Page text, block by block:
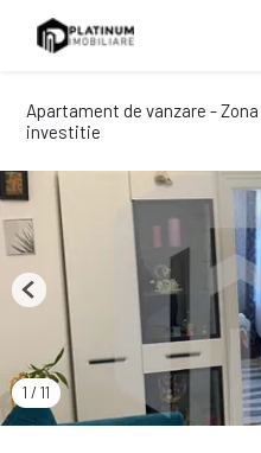
Apartament de vanzare -
investitie
1 / 11
Previous